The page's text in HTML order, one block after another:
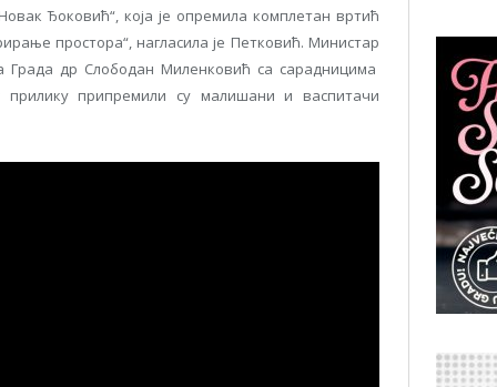
Ђоковић“, која је опремила комплетан вртић
простора“, нагласила је Петковић. Министар
Града др Слободан Миленковић са сарадницима
припремили су малишани и васпитачи